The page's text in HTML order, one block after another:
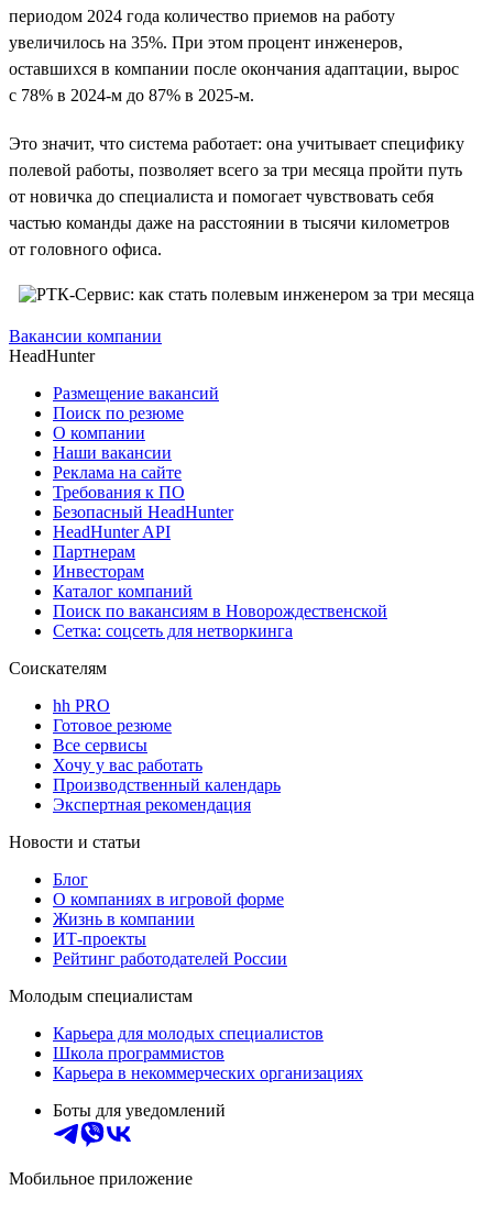
периодом 2024 года количество приемов на работу
увеличилось на 35%. При этом процент инженеров,
оставшихся в компании после окончания адаптации, вырос
с 78% в 2024-м до 87% в 2025-м.
Это значит, что система работает: она учитывает специфику
полевой работы, позволяет всего за три месяца пройти путь
от новичка до специалиста и помогает чувствовать себя
частью команды даже на расстоянии в тысячи километров
от головного офиса.
Вакансии компании
HeadHunter
Размещение вакансий
Поиск по резюме
О компании
Наши вакансии
Реклама на сайте
Требования к ПО
Безопасный HeadHunter
HeadHunter API
Партнерам
Инвесторам
Каталог компаний
Поиск по вакансиям в Новорождественской
Сетка: соцсеть для нетворкинга
Соискателям
hh PRO
Готовое резюме
Все сервисы
Хочу у вас работать
Производственный календарь
Экспертная рекомендация
Новости и статьи
Блог
О компаниях в игровой форме
Жизнь в компании
ИТ-проекты
Рейтинг работодателей России
Молодым специалистам
Карьера для молодых специалистов
Школа программистов
Карьера в некоммерческих организациях
Боты для уведомлений
Мобильное приложение